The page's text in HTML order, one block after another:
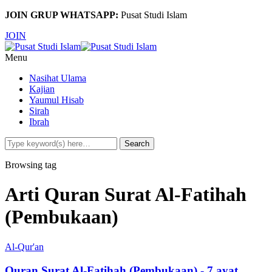
JOIN GRUP WHATSAPP: Pusat Studi Islam
JOIN
Menu
Nasihat Ulama
Kajian
Yaumul Hisab
Sirah
Ibrah
Browsing tag
Arti Quran Surat Al-Fatihah
(Pembukaan)
Al-Qur'an